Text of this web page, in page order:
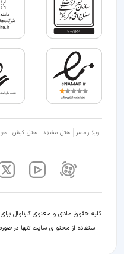
ویلا رامسر هتل مشهد هتل کیش
کلیه حقوق مادی و معنوی کارناوال
استفاده از محتوای سایت تنها در